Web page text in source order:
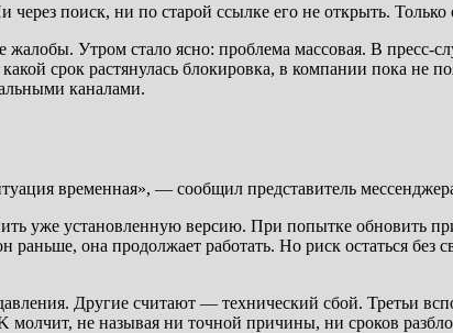
поиск, ни по старой ссылке его не открыть.
жалобы. Утром стало ясно: проблема массовая. В
срок растянулась блокировка, в компании пока не
каналами.
временная», — сообщил представитель
уже установленную версию. При попытке обновить
она продолжает работать. Но риск остаться без
Другие считают — технический сбой. Третьи
молчит, не называя ни точной причины, ни сроков